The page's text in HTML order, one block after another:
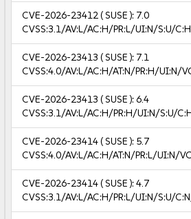
CVE-2026-23412( SUSE ): 7.0
CVSS:3.1/AV:L/AC:H/PR:L/UI:N/S:U/
CVE-2026-23413 ( SUSE ): 7.1
CVSS:4.0/AV:L/AC:H/AT:N/PR:H/UI:N/
CVE-2026-23413 ( SUSE ):6.4
CVSS:3.1/AV:L/AC:H/PR:H/UI:N/S:U/
CVE-2026-23414( SUSE ): 5.7
CVSS:4.0/AV:L/AC:H/AT:N/PR:L/UI:N/
CVE-2026-23414( SUSE ):4.7
CVSS:3.1/AV:L/AC:H/PR:L/UI:N/S:U/